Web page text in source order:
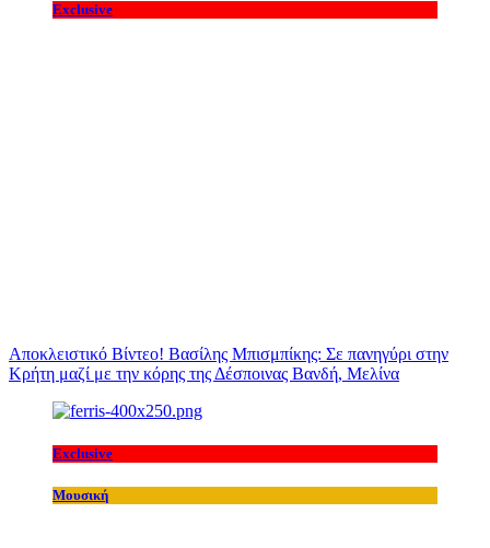
Exclusive
Αποκλειστικό Βίντεο! Βασίλης Μπισμπίκης: Σε πανηγύρι στην
Κρήτη μαζί με την κόρης της Δέσποινας Βανδή, Μελίνα
Exclusive
Μουσική